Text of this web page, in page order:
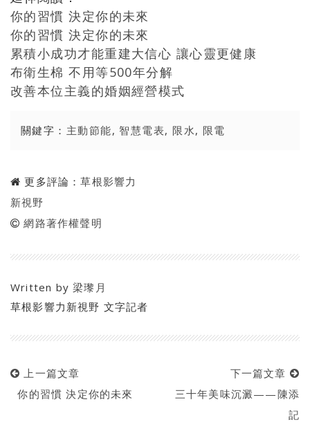
你的習慣 決定你的未來
你的習慣 決定你的未來
累積小成功才能重建大信心 讓心靈更健康
布衛生棉 不用等500年分解
改善本位主義的婚姻經營模式
關鍵字： 主動節能, 智慧電表, 限水, 限電
更多評論：草根影響力
新視野
網路著作權聲明
Written by梁瓈月
草根影響力新視野 文字記者
上一篇文章
你的習慣 決定你的未來
下一篇文章
三十年美味沉澱——陳添
記